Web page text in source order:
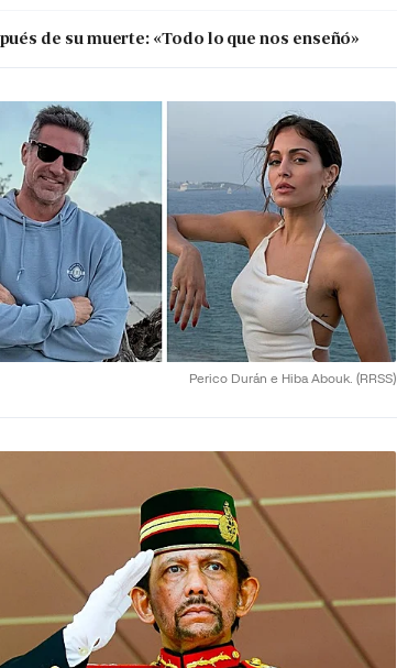
de su muerte: «Todo lo que nos enseñó»
Perico Durán e Hiba Abouk. (RRSS)